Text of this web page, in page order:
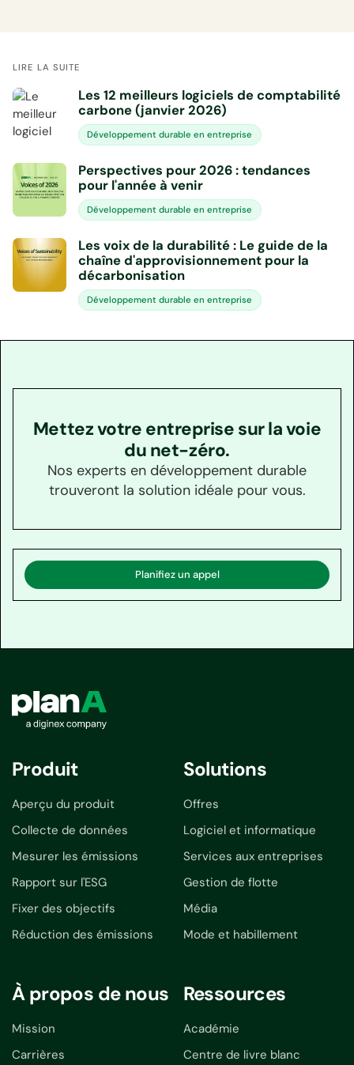
LIRE LA SUITE
Les 12 meilleurs logiciels de comptabilité
carbone (janvier 2026)
Développement durable en entreprise
Perspectives pour 2026 : tendances
pour l'année à venir
Développement durable en entreprise
Les voix de la durabilité : Le guide de la
chaîne d'approvisionnement pour la
décarbonisation
Développement durable en entreprise
Mettez votre entreprise sur la voie
du net-zéro.
Nos experts en développement durable
trouveront la solution idéale pour vous.
Planifiez un appel
Produit
Aperçu du produit
Collecte de données
Mesurer les émissions
Rapport sur l'ESG
Fixer des objectifs
Réduction des émissions
Solutions
Offres
Logiciel et informatique
Services aux entreprises
Gestion de flotte
Média
Mode et habillement
À propos de nous
Mission
Carrières
Ressources
Académie
Centre de livre blanc